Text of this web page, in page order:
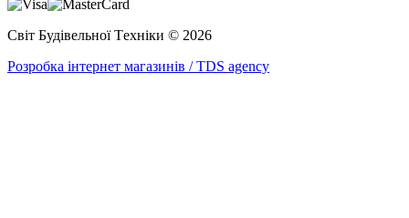
Світ Будівельної Tехніки © 2026
Розробка інтернет магазинів / TDS agency